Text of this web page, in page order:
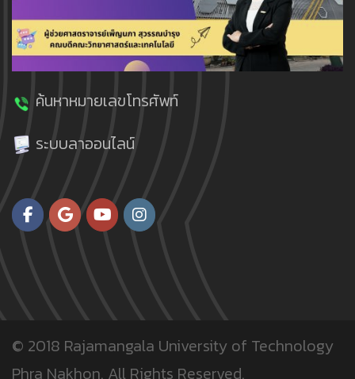
ค้นหาหมายเลขโทรศัพท์
ระบบลาออนไลน์
© 2018 Rajamangala University of Technology
Phra Nakhon. All Rights Reserved.